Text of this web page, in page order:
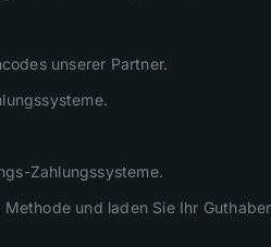
unserer Partner.
Zahlungssysteme.
und laden Sie Ihr